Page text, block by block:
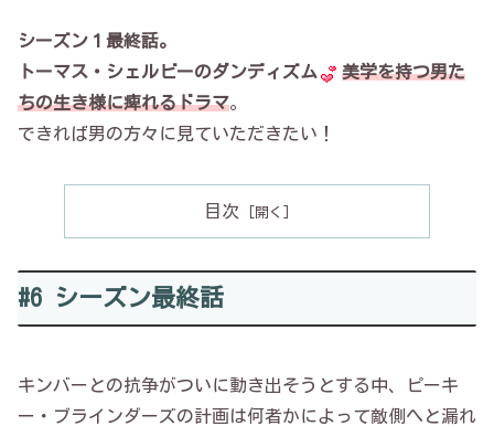
シーズン１最終話。
トーマス・シェルビーのダンディズム
美学を持つ男た
ちの生き様に痺れるドラマ。
できれば男の方々に見ていただきたい！
目次
#6 シーズン最終話
キンバーとの抗争がついに動き出そうとする中、ピーキ
ー・ブラインダーズの計画は何者かによって敵側へと漏れ